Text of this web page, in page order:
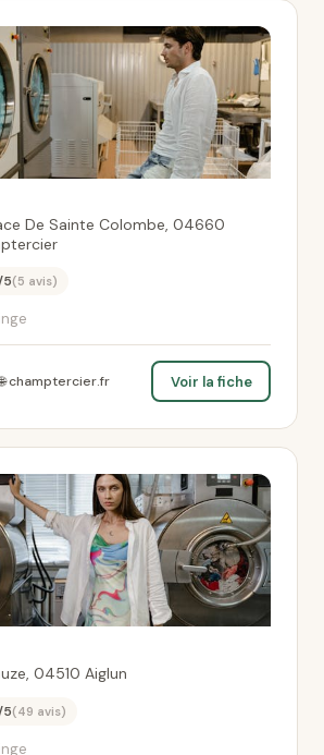
De Sainte Colombe, 04660
5(5 avis)
champtercier.fr Voir la fiche
04510 Aiglun
5(49 avis)